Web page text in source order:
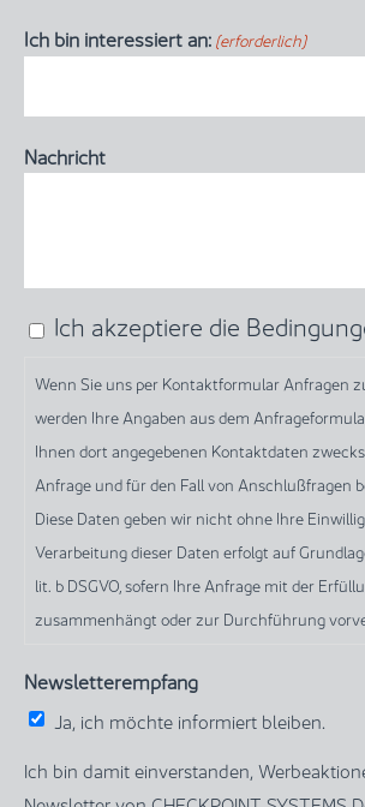
Ich bin interessiert an:(erforderlich)
Nachricht
Wenn
uns
per
Kontaktformular
Anfragen
zukommen
lassen,
werden
Ihre
aus
dem
Anfrageformular
inklusive
Ich akzeptiere die
Wenn Sie uns per Kontaktformular Anfragen
werden Ihre Angaben aus dem
Ihnen dort angegebenen Kontaktdaten
Anfrage und für den Fall von Anschlußfragen
Diese Daten geben wir nicht ohne Ihre
Verarbeitung dieser Daten erfolgt auf
lit. b DSGVO, sofern Ihre Anfrage mit der
zusammenhängt oder zur Durchführung
Verarbeitung auf unserem berechtigten
effektiven Bearbeitung der an uns gerichteten
DSGVO) sofern diese abgefragt wurde; die
Newsletterempfang
Ja, ich möchte informiert bleiben.
Ich bin damit einverstanden,